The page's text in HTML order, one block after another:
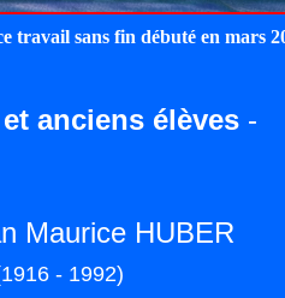
travail sans fin débuté en mars
anciens élèves -
Maurice HUBER
- 1992)